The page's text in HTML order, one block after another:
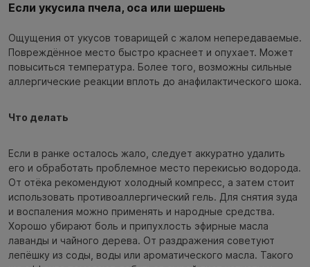
Если укусила пчела, оса или шершень
Ощущения от укусов товарищей с жалом непередаваемые.
Повреждённое место быстро краснеет и опухает. Может
повыситься температура. Более того, возможны сильные
аллергические реакции вплоть до анафилактического шока.
Что делать
Если в ранке осталось жало, следует аккуратно удалить
его и обработать проблемное место перекисью водорода.
От отёка рекомендуют холодный компресс, а затем стоит
использовать противоаллергический гель. Для снятия зуда
и воспаления можно применять и народные средства.
Хорошо убирают боль и припухлость эфирные масла
лаванды и чайного дерева. От раздражения советуют
лепёшку из соды, воды или ароматического масла. Такого